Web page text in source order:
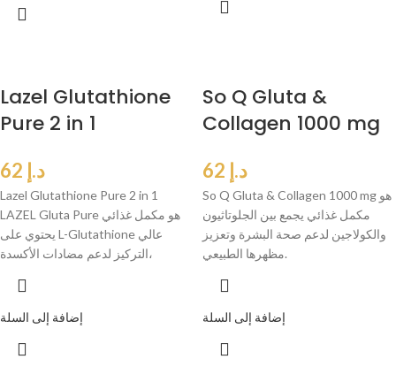
Lazel Glutathione
Pure 2 in 1
د.إ
Lazel Glutathione Pure 2 in 1
LAZEL Gluta Pure هو مكمل غذائي
يحتوي على L-Glutathione عالي
التركيز لدعم مضادات الأكسدة،
إضافة إلى السلة
So Q Gluta &
Collagen 1000 mg
د.إ
So Q Gluta & Collagen 1000 mg هو
مكمل غذائي يجمع بين الجلوتاثيون
والكولاجين لدعم صحة البشرة وتعزيز
مظهرها الطبيعي.
إضافة إلى السلة